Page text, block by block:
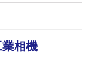
相機